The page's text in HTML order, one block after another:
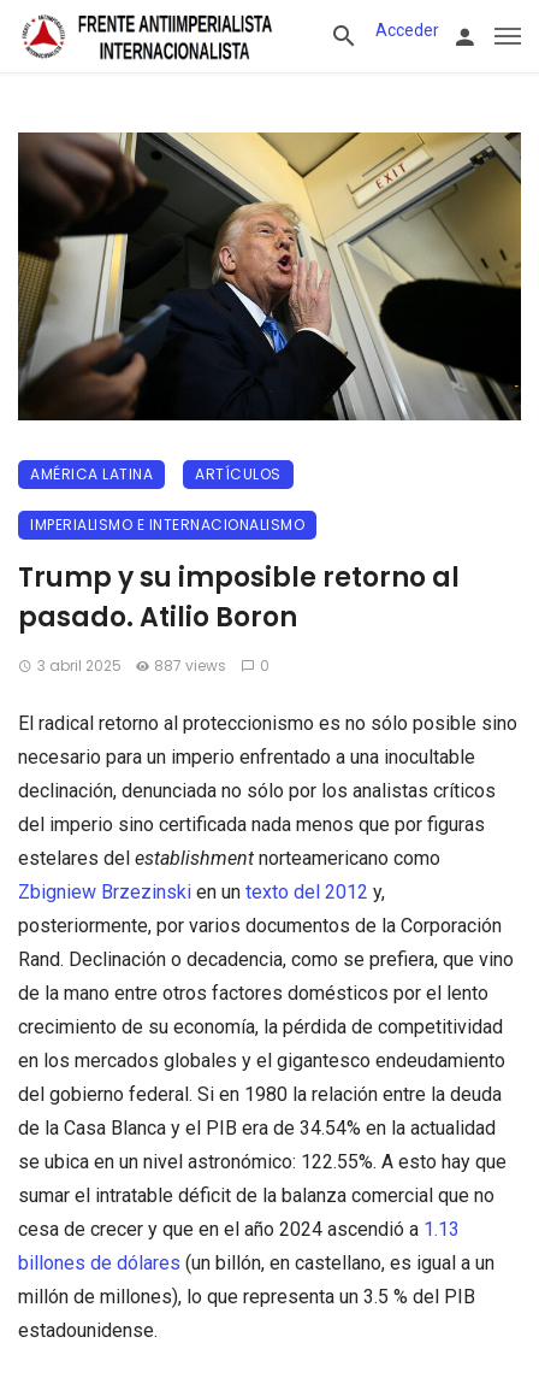
Acceder
AMÉRICA LATINA ARTÍCULOS
IMPERIALISMO E INTERNACIONALISMO
Trump y su imposible retorno al
pasado. Atilio Boron
3 abril 2025 887 views 0
El radical retorno al proteccionismo es no sólo posible sino
necesario para un imperio enfrentado a una inocultable
declinación, denunciada no sólo por los analistas críticos
del imperio sino certificada nada menos que por figuras
estelares del establishment norteamericano como
Zbigniew Brzezinski en un texto del 2012 y,
posteriormente, por varios documentos de la Corporación
Rand. Declinación o decadencia, como se prefiera, que vino
de la mano entre otros factores domésticos por el lento
crecimiento de su economía, la pérdida de competitividad
en los mercados globales y el gigantesco endeudamiento
del gobierno federal. Si en 1980 la relación entre la deuda
de la Casa Blanca y el PIB era de 34.54% en la actualidad
se ubica en un nivel astronómico: 122.55%. A esto hay que
sumar el intratable déficit de la balanza comercial que no
cesa de crecer y que en el año 2024 ascendió a 1.13
billones de dólares (un billón, en castellano, es igual a un
millón de millones), lo que representa un 3.5 % del PIB
estadounidense.